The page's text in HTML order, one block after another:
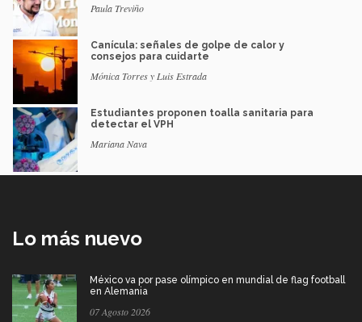
Paula Treviño
Canícula: señales de golpe de calor y
consejos para cuidarte
Mónica Torres y Luis Estrada
Estudiantes proponen toalla sanitaria para
detectar el VPH
Mariana Nava
Lo más nuevo
México va por pase olímpico en mundial de flag football
en Alemania
07 Agosto 2026